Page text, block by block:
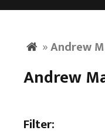
»Andrew
Andrew
Filter: